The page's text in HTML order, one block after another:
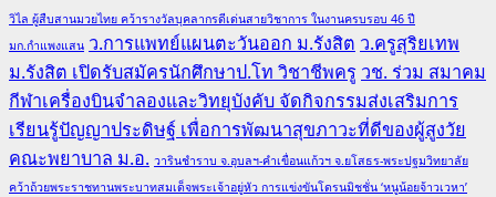
วิไล ผู้สืบสานมวยไทย คว้ารางวัลบุคลากรดีเด่นสายวิชาการ ในงานครบรอบ 46 ปี
มก.กำแพงแสน ว.การแพทย์แผนตะวันออก ม.รังสิต ว.ครูสุริยเทพ
ม.รังสิต เปิดรับสมัครนักศึกษาป.โท วิชาชีพครู วช. ร่วม สมาคม
กีฬาเครื่องบินจำลองและวิทยุบังคับ จัดกิจกรรมส่งเสริมการ
เรียนรู้ปัญญาประดิษฐ์ เพื่อการพัฒนาสุขภาวะที่ดีของผู้สูงวัย
คณะพยาบาล ม.อ. วารินชำราบ จ.อุบลฯ-คำเขื่อนแก้วฯ จ.ยโสธร-พระปฐมวิทยาลัย
คว้าถ้วยพระราชทานพระบาทสมเด็จพระเจ้าอยู่หัว การแข่งขันโดรนมิชชั่น ‘หนูน้อยจ้าวเวหา’